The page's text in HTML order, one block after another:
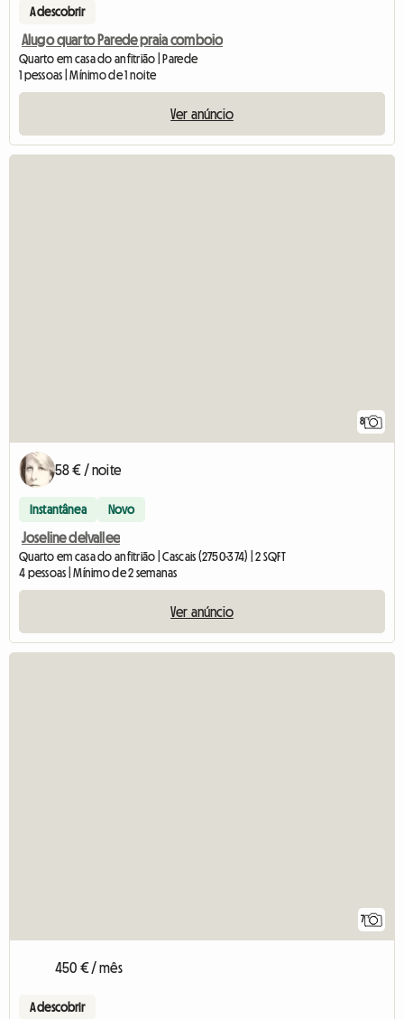
A descobrir
Alugo quarto Parede praia comboio
Quarto em casa do anfitrião | Parede
1 pessoas | Mínimo de 1 noite
Ver anúncio
8
58 € / noite
Instantânea Novo
Joseline delvallee
Quarto em casa do anfitrião | Cascais (2750-374) | 2 SQFT
4 pessoas | Mínimo de 2 semanas
Ver anúncio
7
450 € / mês
A descobrir